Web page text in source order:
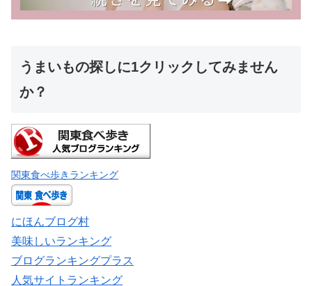
うまいもの探しに1クリックしてみません
か？
関東食べ歩きランキング
にほんブログ村
美味しいランキング
ブログランキングプラス
人気サイトランキング